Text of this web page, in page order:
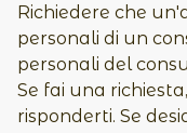
Richiedere che
personali di un
personali del
Se fai una
risponderti. Se